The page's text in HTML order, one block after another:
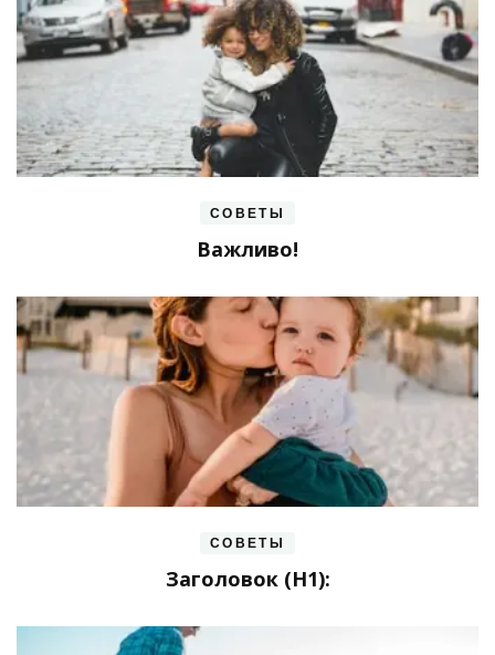
СОВЕТЫ
Важливо!
СОВЕТЫ
Заголовок (H1):